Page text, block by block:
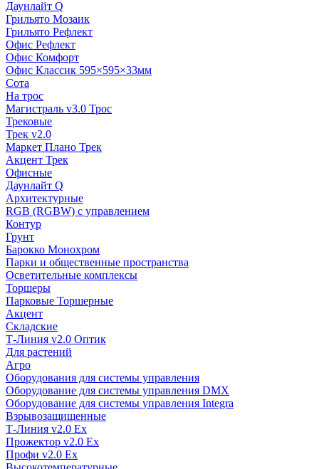
Даунлайт Q
Грильято Мозаик
Грильято Рефлект
Офис Рефлект
Офис Комфорт
Офис Классик 595×595×33мм
Сота
На трос
Магистраль v3.0 Трос
Трековые
Трек v2.0
Маркет Плано Трек
Акцент Трек
Офисные
Даунлайт Q
Архитектурные
RGB (RGBW) с управлением
Контур
Грунт
Барокко Монохром
Парки и общественные пространства
Осветительные комплексы
Торшеры
Парковые Торшерные
Акцент
Складские
Т-Линия v2.0 Оптик
Для растений
Агро
Оборудования для системы управления
Оборудование для системы управления DMX
Оборудование для системы управления Integra
Взрывозащищенные
Т-Линия v2.0 Ex
Прожектор v2.0 Ex
Профи v2.0 Ex